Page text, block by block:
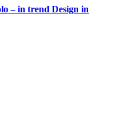
– in trend Design in